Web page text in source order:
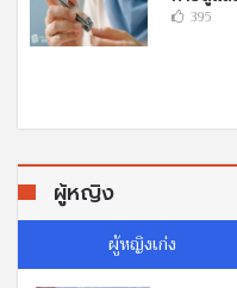
395
ผู้หญิง
ผู้หญิงเก่ง